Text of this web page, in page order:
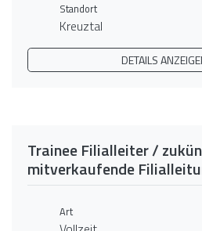
Standort
Kreuztal
DETAILS
Trainee Filialleiter /
mitverkaufende
Art